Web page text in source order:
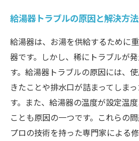
給湯器トラブルの原因と解決方法
給湯器は、お湯を供給するために
器です。しかし、稀にトラブルが
す。給湯器トラブルの原因には、
きたことや排水口が詰まってしま
す。また、給湯器の温度が設定温
ことも原因の一つです。これらの
プロの技術を持った専門家による